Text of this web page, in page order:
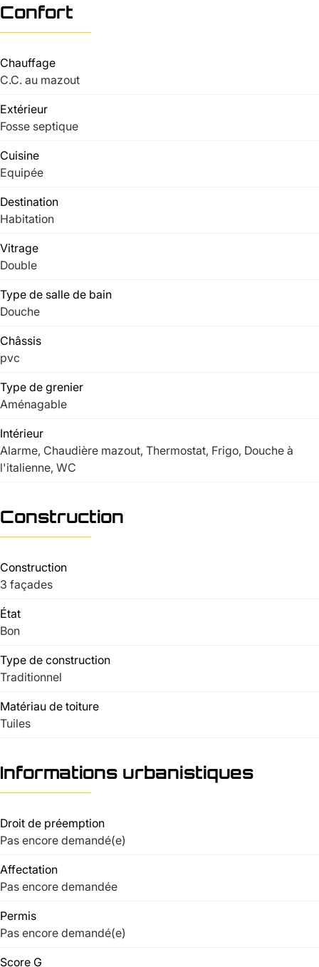
Confort
Chauffage
C.C. au mazout
Extérieur
Fosse septique
Cuisine
Equipée
Destination
Habitation
Vitrage
Double
Type de salle de bain
Douche
Châssis
pvc
Type de grenier
Aménagable
Intérieur
Alarme, Chaudière mazout, Thermostat, Frigo, Douche à
l'italienne, WC
Construction
Construction
3 façades
État
Bon
Type de construction
Traditionnel
Matériau de toiture
Tuiles
Informations urbanistiques
Droit de préemption
Pas encore demandé(e)
Affectation
Pas encore demandée
Permis
Pas encore demandé(e)
Score G